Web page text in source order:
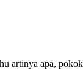
artinya apa,